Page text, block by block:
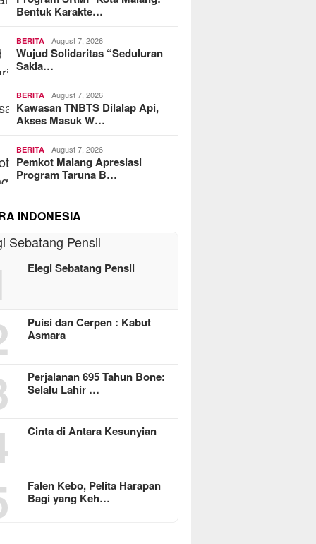
Bentuk Karakte…
BERITA August 7, 2026
Wujud Solidaritas “Seduluran
Sakla…
BERITA August 7, 2026
Kawasan TNBTS Dilalap Api,
Akses Masuk W…
BERITA August 7, 2026
Pemkot Malang Apresiasi
Program Taruna B…
INDONESIA
Elegi Sebatang Pensil
Puisi dan Cerpen : Kabut
Asmara
Perjalanan 695 Tahun Bone:
Selalu Lahir …
Cinta di Antara Kesunyian
Falen Kebo, Pelita Harapan
Bagi yang Keh…